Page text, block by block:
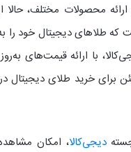
محصولات مختلف، حالا
که طلاهای دیجیتال خود را
با ارائه قیمت‌های
برای خرید طلای دیجیتال در
دیجی‌کالا، امکان